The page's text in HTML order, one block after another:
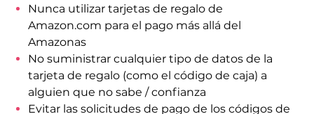
Nunca utilizar tarjetas de regalo de
Amazon.com para el pago más allá del
Amazonas
No suministrar cualquier tipo de datos de la
tarjeta de regalo (como el código de caja) a
alguien que no sabe / confianza
Evitar las solicitudes de pago de los códigos de